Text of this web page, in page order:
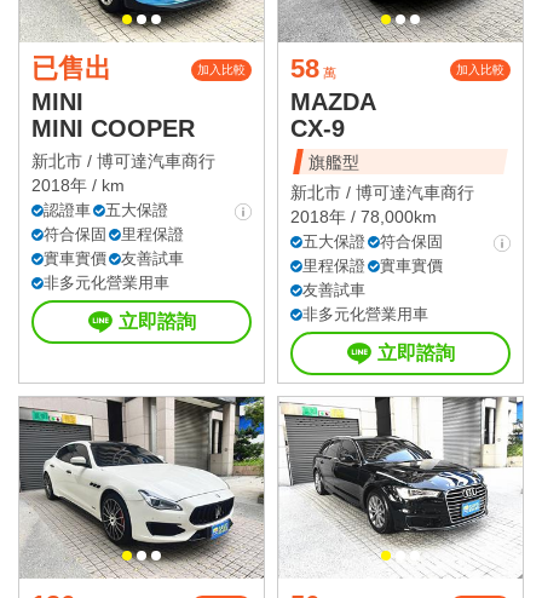
已售出 加入比較
MINI
MINI COOPER
新北市 / 博可達汽車商行
2018年 / km
認證車
五大保證
符合保固
里程保證
實車實價
友善試車
非多元化營業用車
立即諮詢
58 萬 加入比較
MAZDA
CX-9
旗艦型
新北市 / 博可達汽車商行
2018年 / 78,000km
五大保證
符合保固
里程保證
實車實價
友善試車
非多元化營業用車
立即諮詢